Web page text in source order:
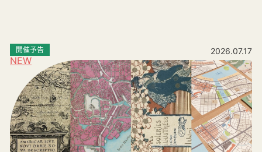
NEW
開催予告 2026.07.17